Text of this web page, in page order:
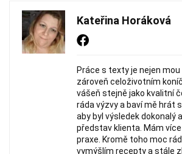
Kateřina Horáková
Práce s texty je nejen
zároveň celoživotním
vášeň stejně jako kvalitní
ráda výzvy a baví mě hrát
aby byl výsledek dokonalý
představ klienta. Mám
praxe. Kromě toho moc
vymýšlím recepty a stále